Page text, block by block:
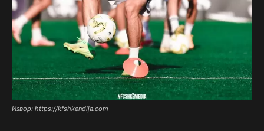
Извор: https://kfshkendija.com